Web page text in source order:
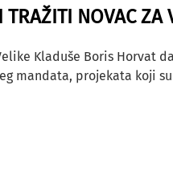
TRAŽITI NOVAC ZA
Kladuše Boris Horvat
mandata, projekata koji